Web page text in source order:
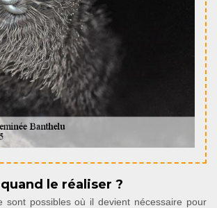
le réaliser ?
sont possibles où il devient nécessaire pour